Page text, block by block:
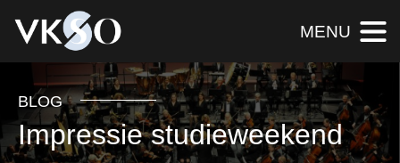
MENU
BLOG
Impressie studieweekend